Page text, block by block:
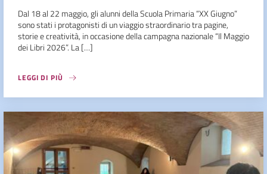
Dal 18 al 22 maggio, gli alunni della Scuola Primaria “XX Giugno”
sono stati i protagonisti di un viaggio straordinario tra pagine,
storie e creatività, in occasione della campagna nazionale “Il Maggio
dei Libri 2026”. La […]
LEGGI DI PIÙ